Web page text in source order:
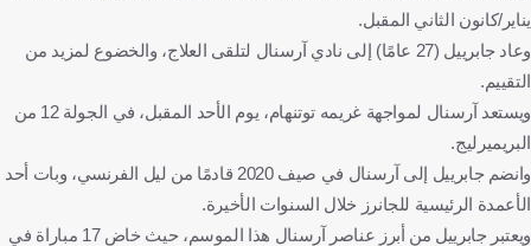
يناير/كانون الثاني المقبل.
وعاد جابرييل (27 عامًا) إلى نادي آرسنال لتلقى العلاج، والخضوع لمزيد من
التقييم.
ويستعد آرسنال لمواجهة غريمه توتنهام، يوم الأحد المقبل، في الجولة 12 من
البريميرليج.
وانضم جابرييل إلى آرسنال في صيف 2020 قادمًا من ليل الفرنسي، وبات أحد
الأعمدة الرئيسية للجانرز خلال السنوات الأخيرة.
ويعتبر جابرييل من أبرز عناصر آرسنال هذا الموسم، حيث خاض 17 مباراة في